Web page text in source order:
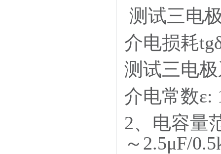
测试三电
介电损耗
测试三电极
介电常数ε:
2、电容量
～2.5μF/